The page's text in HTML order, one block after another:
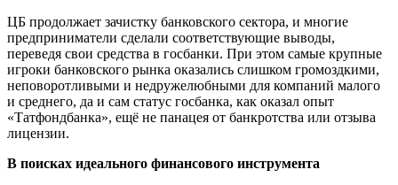
ЦБ продолжает зачистку банковского сектора, и многие
предприниматели сделали соответствующие выводы,
переведя свои средства в госбанки. При этом самые крупные
игроки банковского рынка оказались слишком громоздкими,
неповоротливыми и недружелюбными для компаний малого
и среднего, да и сам статус госбанка, как оказал опыт
«Татфондбанка», ещё не панацея от банкротства или отзыва
лицензии.
В поисках идеального финансового инструмента